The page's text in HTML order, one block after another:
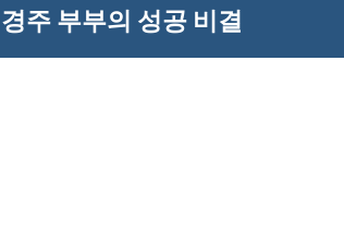
경주 부부의 성공 비결